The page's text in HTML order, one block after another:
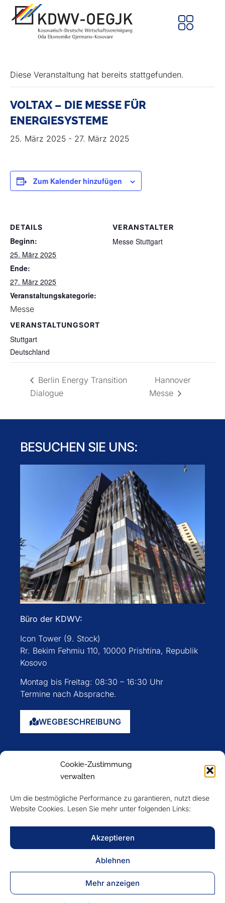
Cookie-Zustimmung
verwalten
Um die bestmögliche Performance zu garantieren, nutzt diese
Website Cookies. Lesen Sie mehr unter folgenden Links:
Akzeptieren
Ablehnen
Mehr anzeigen
Diese Veranstaltung hat bereits stattgefunden.
VOLTAX – DIE MESSE FÜR
ENERGIESYSTEME
25. März 2025 - 27. März 2025
Zum Kalender hinzufügen
DETAILS
Beginn:
25. März 2025
Ende:
27. März 2025
Veranstaltungskategorie:
Messe
VERANSTALTUNGSORT
Stuttgart
Deutschland
VERANSTALTER
Messe Stuttgart
Berlin Energy Transition
Dialogue
Hannover
Messe
BESUCHEN SIE UNS:
Büro der KDWV:
Icon Tower (9. Stock)
Rr. Bekim Fehmiu 110, 10000 Prishtina, Republik
Kosovo
Montag bis Freitag: 08:30 – 16:30 Uhr
Termine nach Absprache.
WEGBESCHREIBUNG
Mitglieder
VERFOLGEN SIE UNS